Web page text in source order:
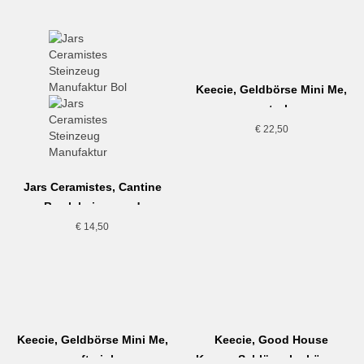
Jars Ceramistes, Cantine
Bowl, beige-sand
€ 14,50
Keecie, Geldbörse Mini Me,
petrol
€22,50
Keecie, Geldbörse Mini Me,
soft pink
Keecie, Good House
Keeper Schlüsselanhänger,